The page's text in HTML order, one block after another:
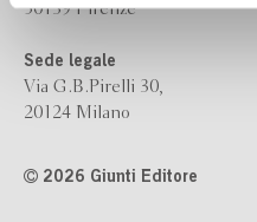
50139 Firenze
Sede legale
Via G.B.Pirelli 30,
20124 Milano
2026 Giunti Editore